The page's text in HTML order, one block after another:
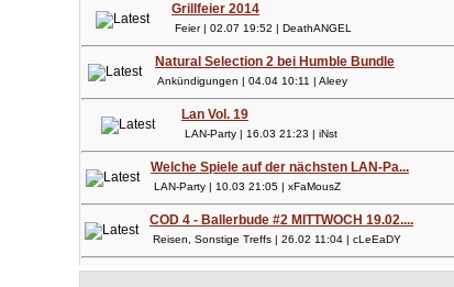
Grillfeier 2014
Feier | 02.07 19:52 | DeathANGEL
Natural Selection 2 bei Humble Bundle
Ankündigungen | 04.04 10:11 | Aleey
Lan Vol. 19
LAN-Party | 16.03 21:23 | iNst
Welche Spiele auf der nächsten LAN-Pa...
LAN-Party | 10.03 21:05 | xFaMousZ
COD 4 - Ballerbude #2 MITTWOCH 19.02....
Reisen, Sonstige Treffs | 26.02 11:04 | cLeEaDY